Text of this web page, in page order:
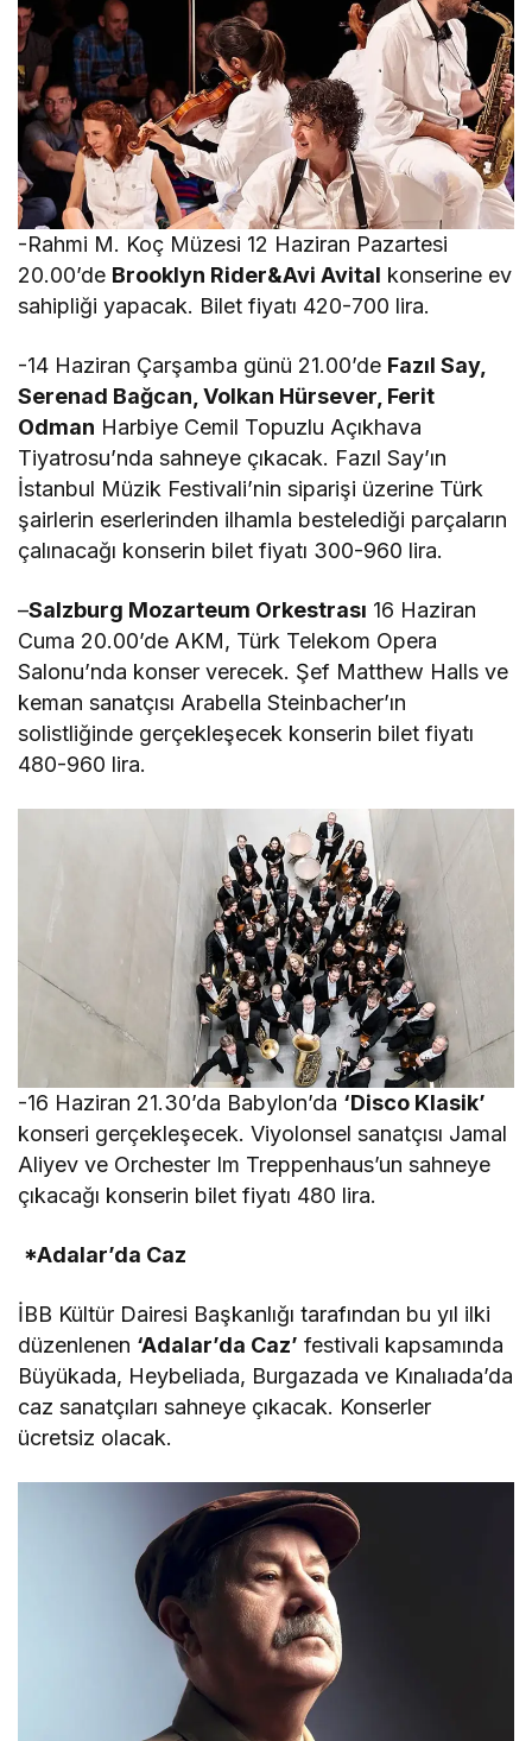
-Rahmi M. Koç Müzesi 12 Haziran Pazartesi
20.00’de Brooklyn Rider&Avi Avital konserine ev
sahipliği yapacak. Bilet fiyatı 420-700 lira.
-14 Haziran Çarşamba günü 21.00’de Fazıl Say,
Serenad Bağcan, Volkan Hürsever, Ferit
Odman Harbiye Cemil Topuzlu Açıkhava
Tiyatrosu’nda sahneye çıkacak. Fazıl Say’ın
İstanbul Müzik Festivali’nin siparişi üzerine Türk
şairlerin eserlerinden ilhamla bestelediği parçaların
çalınacağı konserin bilet fiyatı 300-960 lira.
–Salzburg Mozarteum Orkestrası 16 Haziran
Cuma 20.00’de AKM, Türk Telekom Opera
Salonu’nda konser verecek. Şef Matthew Halls ve
keman sanatçısı Arabella Steinbacher’ın
solistliğinde gerçekleşecek konserin bilet fiyatı
480-960 lira.
-16 Haziran 21.30’da Babylon’da ‘Disco Klasik’
konseri gerçekleşecek. Viyolonsel sanatçısı Jamal
Aliyev ve Orchester Im Treppenhaus’un sahneye
çıkacağı konserin bilet fiyatı 480 lira.
*Adalar’da Caz
İBB Kültür Dairesi Başkanlığı tarafından bu yıl ilki
düzenlenen ‘Adalar’da Caz’ festivali kapsamında
Büyükada, Heybeliada, Burgazada ve Kınalıada’da
caz sanatçıları sahneye çıkacak. Konserler
ücretsiz olacak.